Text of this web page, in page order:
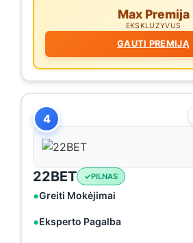
Max Premija
EKSKLUZYVUS
GAUTI PREMIJĄ
4
22BET PILNAS
Greiti Mokėjimai
Eksperto Pagalba